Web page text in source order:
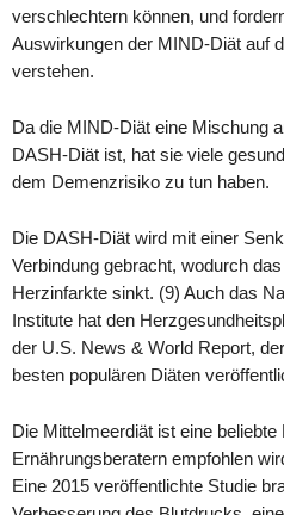
verschlechtern können, und
Auswirkungen der MIND-Diät auf
verstehen.
Da die MIND-Diät eine Mischung
DASH-Diät ist, hat sie viele
dem Demenzrisiko zu tun haben.
Die DASH-Diät wird mit einer
Verbindung gebracht, wodurch
Herzinfarkte sinkt. (9) Auch das
Institute hat den
der U.S. News & World Report,
besten populären Diäten
Die Mittelmeerdiät ist eine beliebte
Ernährungsberatern empfohlen
Eine 2015 veröffentlichte Studie